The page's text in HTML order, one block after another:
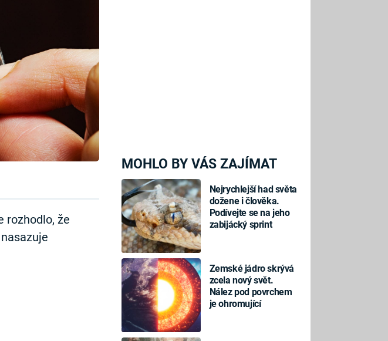
MOHLO BY VÁS ZAJÍMAT
Nejrychlejší had světa
dožene i člověka.
Podívejte se na jeho
zabijácký sprint
Zemské jádro skrývá
zcela nový svět.
Nález pod povrchem
je ohromující
rozhodlo, že